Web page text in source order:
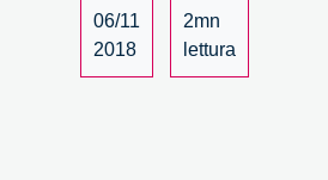
06/11
2018
2mn
lettura